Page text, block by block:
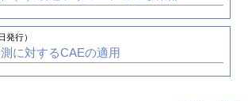
発行）
ステム GRADE/HULL Ver.7.04
Beagleのさらなる活用と業務効率化への
様
発行）
に対するCAEの適用